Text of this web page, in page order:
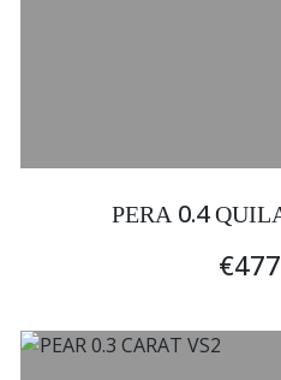
PERA 0.4